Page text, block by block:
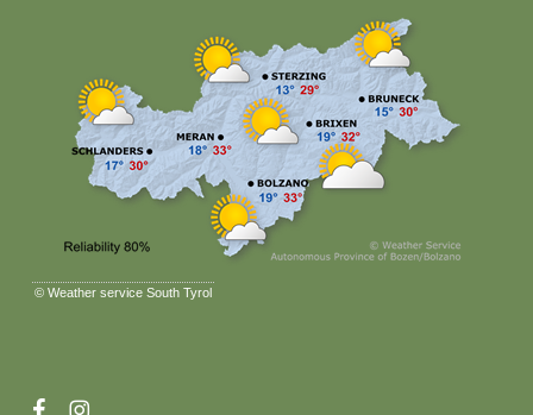
© Weather service South Tyrol
facebookinstagram